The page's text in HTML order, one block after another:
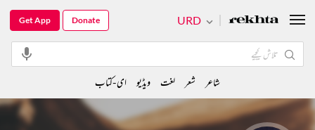
URD
Get App Donate
شاعر شعر لغت ویڈیو ای-کتاب